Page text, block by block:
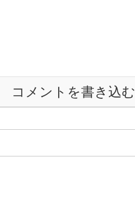
コメントを書き込む